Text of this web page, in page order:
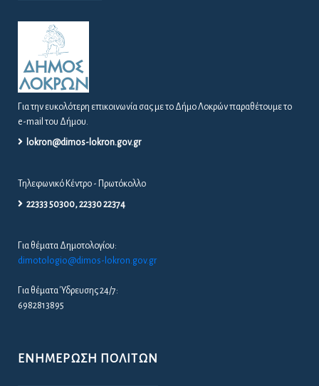
Για την ευκολότερη επικοινωνία σας με το Δήμο Λοκρών παραθέτουμε το
e-mail του Δήμου.
lokron@dimos-lokron.gov.gr
Τηλεφωνικό Κέντρο - Πρωτόκολλο
22333 50300, 22330 22374
Για θέματα Δημοτολογίου:
dimotologio@dimos-lokron.gov.gr
Για θέματα Ύδρευσης 24/7:
6982813895
ΕΝΗΜΈΡΩΣΗ ΠΟΛΙΤΏΝ